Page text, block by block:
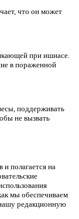
что он может
при ишиасе.
в пораженной
поддерживать
не вызвать
полагается на
мы обеспечиваем
редакционную